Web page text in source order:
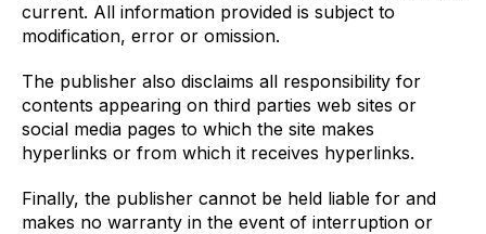
current. All information provided is subject to
modification, error or omission.
The publisher also disclaims all responsibility for
contents appearing on third parties web sites or
social media pages to which the site makes
hyperlinks or from which it receives hyperlinks.
Finally, the publisher cannot be held liable for and
makes no warranty in the event of interruption or